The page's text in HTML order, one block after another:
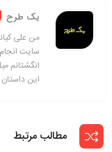
یک طرح
سایت
انگشتانم
این داستان
مطالب مرتبط